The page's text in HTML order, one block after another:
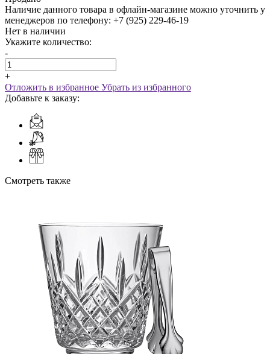
Наличие данного товара в офлайн-магазине можно уточнить у
менеджеров по телефону: +7 (925) 229-46-19
Нет в наличии
Укажите количество:
-
+
Отложить в избранное Убрать из избранного
Добавьте к заказу:
Смотреть также